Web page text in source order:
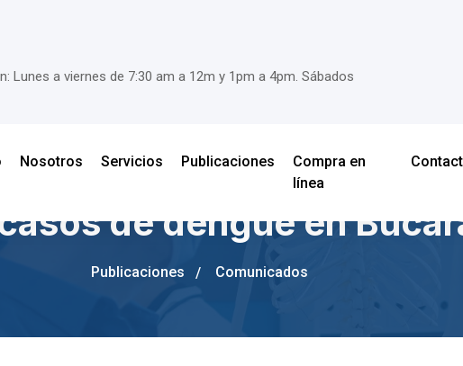
Lunes a viernes de 7:30 am a 12m y 1pm a 4pm. Sábados
Nosotros Servicios Publicaciones
Compra en
línea
de dengue en
Publicaciones Comunicados